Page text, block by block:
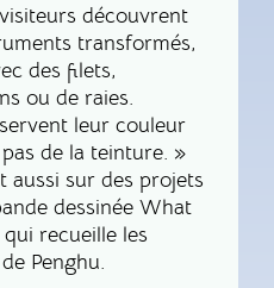
découvrent
transformés,
des filets,
ou de raies.
leur couleur
de la teinture. »
aussi sur des projets
dessinée What
recueille les
Penghu.